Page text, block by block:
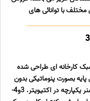
با توانائی های
... ...
کارهای سبک کارخانه ای طراحی شده
4 مدل عرضه میگردد. 1-مدل پایه بصورت پنوماتیکی بدون
پوزیشنر.2-مدل الکتروپنوماتیکی با پوزیشنر یکپارچه در اکتیویتر. 3و4-